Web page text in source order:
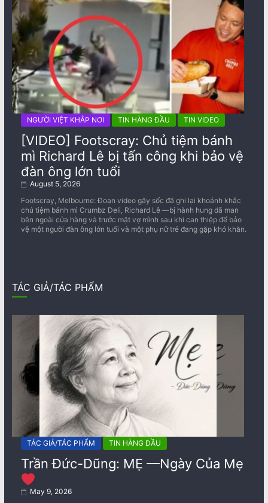
NGƯỜI VIỆT KHẮP NƠI TIN HÀNG ĐẦU TIN VIDEO
[VIDEO] Footscray: Chủ tiệm bánh
mì Richard Lê bị tấn công khi bảo vệ
đàn ông lớn tuổi
August 5, 2026
Footscray, Melbourne: Đoạn video gây sốc đã ghi lại khoảnh khắc
chủ tiệm bánh mì Crumbz Deli, Richard Lê —bị hành hung dã man
bên ngoài cửa hàng và trước mặt vợ mình sau khi can thiệp để bảo
vệ một người đàn ông lớn tuổi và một phụ nữ trẻ đang gặp khó khăn.
TÁC GIẢ/TÁC PHẨM
TÁC GIẢ/TÁC PHẨM TIN HÀNG ĐẦU
Trần Đức-Dũng: MẸ —Ngày Của Mẹ
May 9, 2026